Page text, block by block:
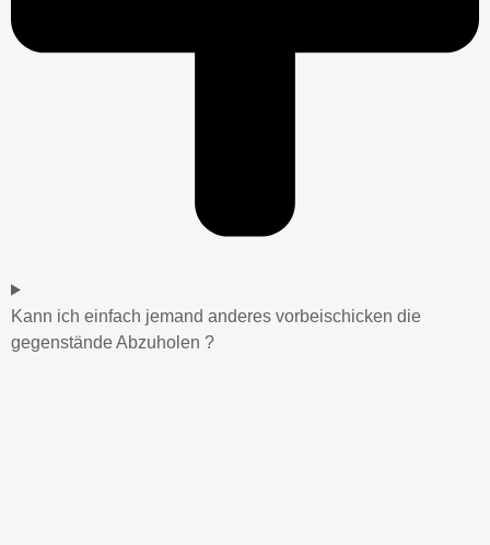
Kann ich einfach jemand anderes vorbeischicken die
gegenstände Abzuholen ?